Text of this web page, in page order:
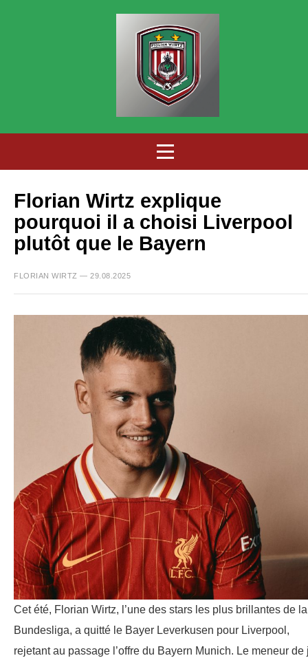
Florian Wirtz explique
pourquoi il a choisi Liverpool
plutôt que le Bayern
FLORIAN WIRTZ — 29.08.2025
Cet été, Florian Wirtz, l’une des stars les plus brillantes de la
Bundesliga, a quitté le Bayer Leverkusen pour Liverpool,
rejetant au passage l’offre du Bayern Munich. Le meneur de